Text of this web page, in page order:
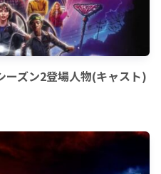
ーズン2登場人物(キャスト)